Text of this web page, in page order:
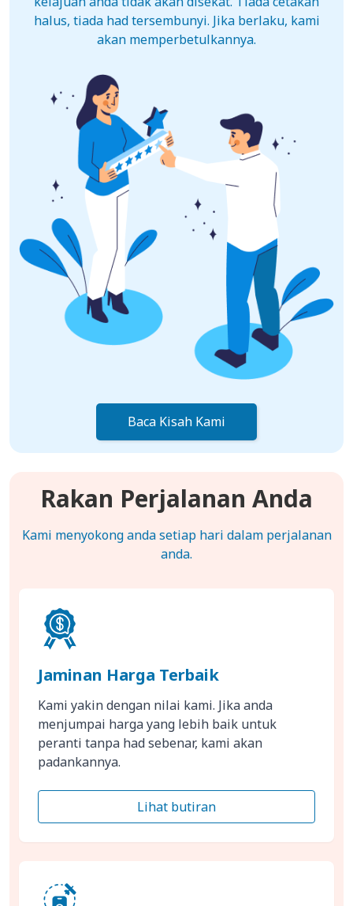
halus, tiada had tersembunyi. Jika berlaku, kami
akan memperbetulkannya.
Baca Kisah Kami
Rakan Perjalanan Anda
Kami menyokong anda setiap hari dalam perjalanan
anda.
Jaminan Harga Terbaik
Kami yakin dengan nilai kami. Jika anda
menjumpai harga yang lebih baik untuk
peranti tanpa had sebenar, kami akan
padankannya.
Lihat butiran